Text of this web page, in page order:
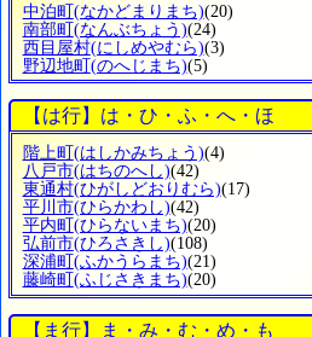
中泊町(なかどまりまち)(20)
南部町(なんぶちょう)(24)
西目屋村(にしめやむら)(3)
野辺地町(のへじまち)(5)
【は行】は・ひ・ふ・へ・ほ
階上町 (はしかみちょう)(4)
八戸市(はちのへし)(42)
東通村(ひがしどおりむら)(17)
平川市(ひらかわし)(42)
平内町 (ひらないまち)(20)
弘前市(ひろさきし)(108)
深浦町 (ふかうらまち)(21)
藤崎町 (ふじさきまち)(20)
【ま行】ま・み・む・め・も